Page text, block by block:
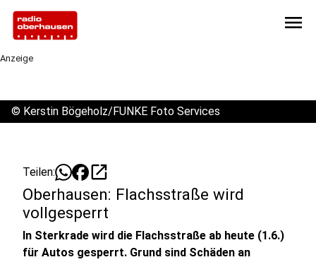
menu
Anzeige
© Kerstin Bögeholz/FUNKE Foto Services
Teilen: open_in_new
Oberhausen: Flachsstraße wird
vollgesperrt
In Sterkrade wird die Flachsstraße ab heute (1.6.)
für Autos gesperrt. Grund sind Schäden an